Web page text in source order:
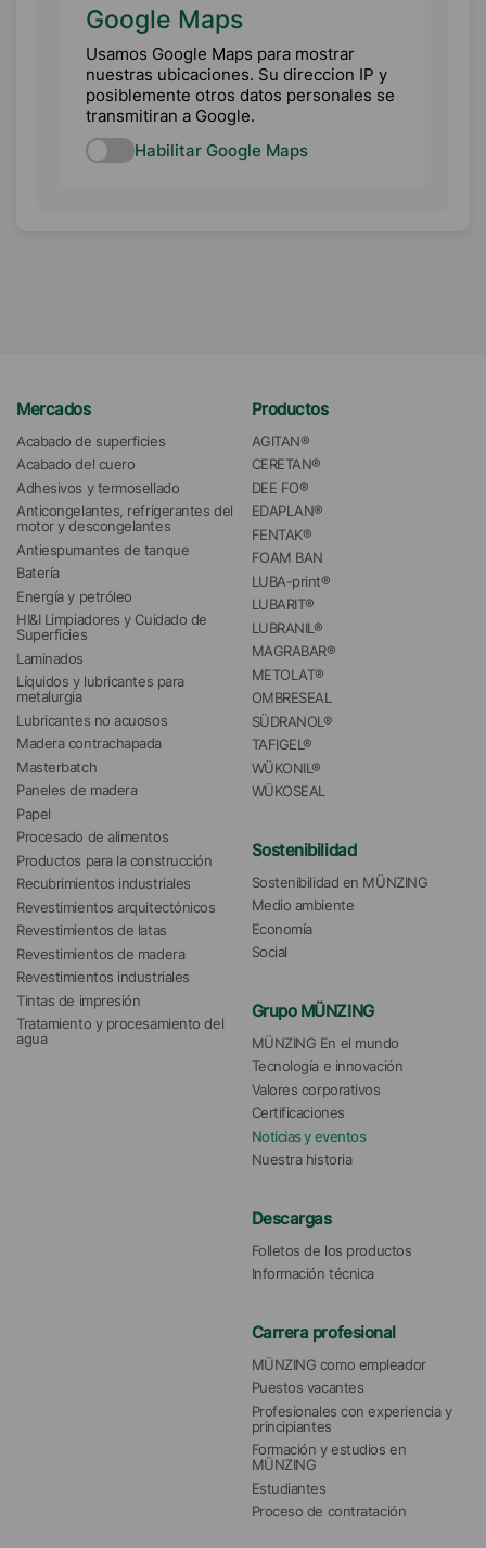
Google Maps
Usamos Google Maps para mostrar
nuestras ubicaciones. Su direccion IP y
posiblemente otros datos personales se
transmitiran a Google.
Habilitar Google Maps
Mercados
Acabado de superficies
Acabado del cuero
Adhesivos y termosellado
Anticongelantes, refrigerantes del
motor y descongelantes
Antiespumantes de tanque
Batería
Energía y petróleo
HI&I Limpiadores y Cuidado de
Superficies
Laminados
Líquidos y lubricantes para
metalurgia
Lubricantes no acuosos
Madera contrachapada
Masterbatch
Paneles de madera
Papel
Procesado de alimentos
Productos para la construcción
Recubrimientos industriales
Revestimientos arquitectónicos
Revestimientos de latas
Revestimientos de madera
Revestimientos industriales
Tintas de impresión
Tratamiento y procesamiento del
agua
Productos
AGITAN®
CERETAN®
DEE FO®
EDAPLAN®
FENTAK®
FOAM BAN
LUBA-print®
LUBARIT®
LUBRANIL®
MAGRABAR®
METOLAT®
OMBRESEAL
SÜDRANOL®
TAFIGEL®
WÜKONIL®
WÜKOSEAL
Sostenibilidad
Sostenibilidad en MÜNZING
Medio ambiente
Economía
Social
Grupo MÜNZING
MÜNZING En el mundo
Tecnología e innovación
Valores corporativos
Certificaciones
Noticias y eventos
Nuestra historia
Descargas
Folletos de los productos
Información técnica
Carrera profesional
MÜNZING como empleador
Puestos vacantes
Profesionales con experiencia y
principiantes
Formación y estudios en
MÜNZING
Estudiantes
Proceso de contratación